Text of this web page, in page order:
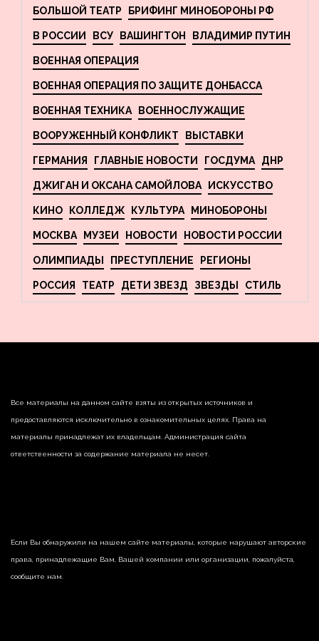
БОЛЬШОЙ ТЕАТР БРИФИНГ МИНОБОРОНЫ РФ
В РОССИИ ВСУ ВАШИНГТОН ВЛАДИМИР ПУТИН
ВОЕННАЯ ОПЕРАЦИЯ
ВОЕННАЯ ОПЕРАЦИЯ ПО ЗАЩИТЕ ДОНБАССА
ВОЕННАЯ ТЕХНИКА ВОЕННОСЛУЖАЩИЕ
ВООРУЖЕННЫЙ КОНФЛИКТ ВЫСТАВКИ
ГЕРМАНИЯ ГЛАВНЫЕ НОВОСТИ ГОСДУМА ДНР
ДЖИГАН И ОКСАНА САМОЙЛОВА ИСКУССТВО
КИНО КОЛЛЕДЖ КУЛЬТУРА МИНОБОРОНЫ
МОСКВА МУЗЕИ НОВОСТИ НОВОСТИ РОССИИ
ОЛИМПИАДЫ ПРЕСТУПЛЕНИЕ РЕГИОНЫ
РОССИЯ ТЕАТР ДЕТИ ЗВЕЗД ЗВЕЗДЫ СТИЛЬ
Все материалы на данном сайте взяты из открытых источников и
предоставляются исключительно в ознакомительных целях. Права на
материалы принадлежат их владельцам. Администрация сайта
ответственности за содержание материала не несет.
Если Вы обнаружили на нашем сайте материалы, которые нарушают авторские
права, принадлежащие Вам, Вашей компании или организации, пожалуйста,
сообщите нам.